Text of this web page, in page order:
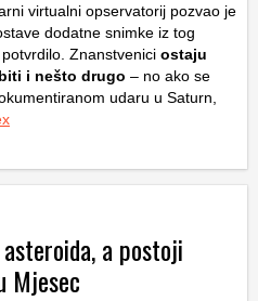
virtualni opservatorij pozvao je
dodatne snimke iz tog
Znanstvenici ostaju
i nešto drugo – no ako se
udaru u Saturn,
a postoji
Mjesec